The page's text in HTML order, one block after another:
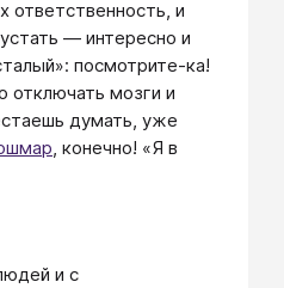
ответственность, и
— интересно и
посмотрите-ка!
отключать мозги и
думать, уже
, конечно! «Я в
и с